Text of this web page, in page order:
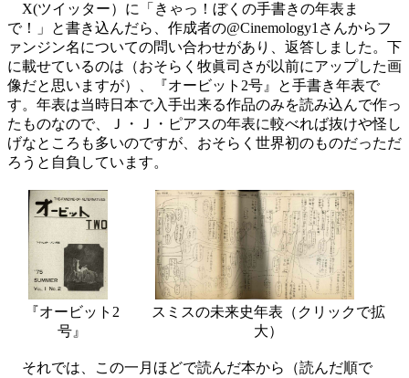
X(ツイッター）に「きゃっ！ぼくの手書きの年表ま
で！」と書き込んだら、作成者の@Cinemology1さんからフ
ァンジン名についての問い合わせがあり、返答しました。下
に載せているのは（おそらく牧眞司さが以前にアップした画
像だと思いますが）、『オービット2号』と手書き年表で
す。年表は当時日本で入手出来る作品のみを読み込んで作っ
たものなので、Ｊ・Ｊ・ピアスの年表に較べれば抜けや怪し
げなところも多いのですが、おそらく世界初のものだっただ
ろうと自負しています。
『オービット2
号』
スミスの未来史年表（クリックで拡
大）
それでは、この一月ほどで読んだ本から（読んだ順で